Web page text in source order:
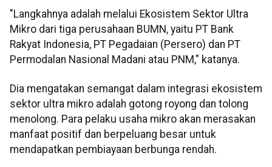
"Langkahnya adalah melalui Ekosistem Sektor Ultra
Mikro dari tiga perusahaan BUMN, yaitu PT Bank
Rakyat Indonesia, PT Pegadaian (Persero) dan PT
Permodalan Nasional Madani atau PNM," katanya.
Dia mengatakan semangat dalam integrasi ekosistem
sektor ultra mikro adalah gotong royong dan tolong
menolong. Para pelaku usaha mikro akan merasakan
manfaat positif dan berpeluang besar untuk
mendapatkan pembiayaan berbunga rendah.